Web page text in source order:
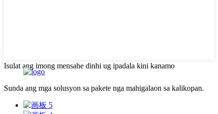
Isulat ang imong mensahe dinhi ug ipadala kini kanamo
Sunda ang mga solusyon sa pakete nga mahigalaon sa kalikopan.